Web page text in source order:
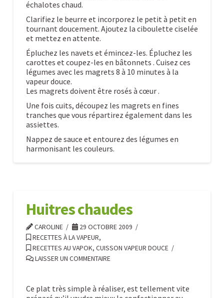
échalotes chaud.
Clarifiez le beurre et incorporez le petit à petit en
tournant doucement. Ajoutez la ciboulette ciselée
et mettez en attente.
Épluchez les navets et émincez-les. Épluchez les
carottes et coupez-les en bâtonnets . Cuisez ces
légumes avec les magrets 8 à 10 minutes à la
vapeur douce.
Les magrets doivent être rosés à cœur .
Une fois cuits, découpez les magrets en fines
tranches que vous répartirez également dans les
assiettes.
Nappez de sauce et entourez des légumes en
harmonisant les couleurs.
Magrets
aigre
doux10.29.2009
Huitres chaudes
CAROLINE
29 OCTOBRE 2009
RECETTES À LA VAPEUR,
RECETTES AU VAPOK, CUISSON VAPEUR DOUCE
LAISSER UN COMMENTAIRE
Ce plat très simple à réaliser, est tellement vite